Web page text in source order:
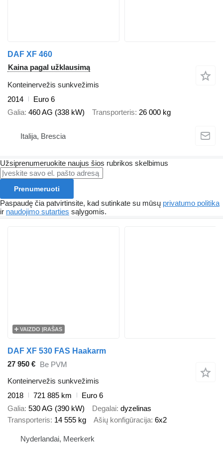
DAF XF 460
Kaina pagal užklausimą
Konteinervežis sunkvežimis
2014
Euro 6
Galia 460 AG (338 kW) Transporteris 26 000 kg
Italija, Brescia
Užsiprenumeruokite naujus šios rubrikos skelbimus
Prenumeruoti
Paspaudę čia patvirtinsite, kad sutinkate su mūsų privatumo politika
ir naudojimo sutarties sąlygomis.
VAIZDO ĮRAŠAS
DAF XF 530 FAS Haakarm
27 950 € Be PVM
Konteinervežis sunkvežimis
2018
721 885 km
Euro 6
Galia 530 AG (390 kW) Degalai dyzelinas
Transporteris 14 555 kg Ašių konfigūracija 6x2
Nyderlandai, Meerkerk